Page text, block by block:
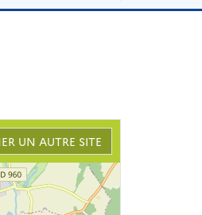
UN AUTRE SITE